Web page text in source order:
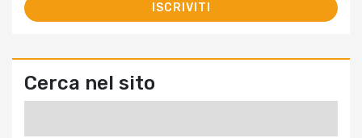
Cerca nel sito